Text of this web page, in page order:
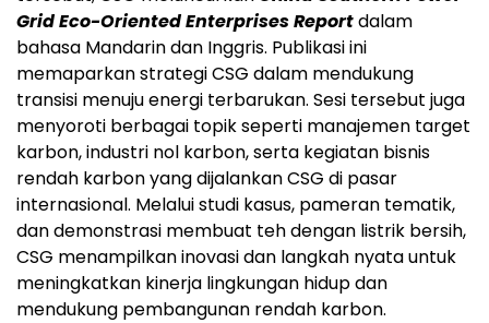
Grid Eco-Oriented Enterprises Reportdalam
bahasa Mandarin dan Inggris. Publikasi ini
memaparkan strategi CSG dalam mendukung
transisi menuju energi terbarukan. Sesi tersebut juga
menyoroti berbagai topik seperti manajemen target
karbon, industri nol karbon, serta kegiatan bisnis
rendah karbon yang dijalankan CSG di pasar
internasional. Melalui studi kasus, pameran tematik,
dan demonstrasi membuat teh dengan listrik bersih,
CSG menampilkan inovasi dan langkah nyata untuk
meningkatkan kinerja lingkungan hidup dan
mendukung pembangunan rendah karbon.